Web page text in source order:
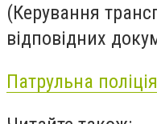
(Керування
відповідних
Патрульна